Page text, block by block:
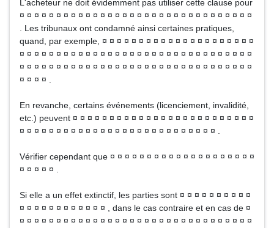
L'acheteur ne doit évidemment pas utiliser cette clause pour
¤ ¤ ¤ ¤ ¤ ¤ ¤ ¤ ¤ ¤ ¤ ¤ ¤ ¤ ¤ ¤ ¤ ¤ ¤ ¤ ¤ ¤ ¤ ¤ ¤ ¤ ¤ ¤ ¤ ¤ ¤ ¤
. Les tribunaux ont condamné ainsi certaines pratiques,
quand, par exemple, ¤ ¤ ¤ ¤ ¤ ¤ ¤ ¤ ¤ ¤ ¤ ¤ ¤ ¤ ¤ ¤ ¤ ¤ ¤ ¤ ¤
¤ ¤ ¤ ¤ ¤ ¤ ¤ ¤ ¤ ¤ ¤ ¤ ¤ ¤ ¤ ¤ ¤ ¤ ¤ ¤ ¤ ¤ ¤ ¤ ¤ ¤ ¤ ¤ ¤ ¤ ¤ ¤
¤ ¤ ¤ ¤ ¤ ¤ ¤ ¤ ¤ ¤ ¤ ¤ ¤ ¤ ¤ ¤ ¤ ¤ ¤ ¤ ¤ ¤ ¤ ¤ ¤ ¤ ¤ ¤ ¤ ¤ ¤ ¤
¤ ¤ ¤ ¤ .
En revanche, certains événements (licenciement, invalidité,
etc.) peuvent ¤ ¤ ¤ ¤ ¤ ¤ ¤ ¤ ¤ ¤ ¤ ¤ ¤ ¤ ¤ ¤ ¤ ¤ ¤ ¤ ¤ ¤ ¤ ¤ ¤
¤ ¤ ¤ ¤ ¤ ¤ ¤ ¤ ¤ ¤ ¤ ¤ ¤ ¤ ¤ ¤ ¤ ¤ ¤ ¤ ¤ ¤ ¤ ¤ ¤ ¤ ¤ .
Vérifier cependant que ¤ ¤ ¤ ¤ ¤ ¤ ¤ ¤ ¤ ¤ ¤ ¤ ¤ ¤ ¤ ¤ ¤ ¤ ¤ ¤
¤ ¤ ¤ ¤ ¤ .
Si elle a un effet extinctif, les parties sont ¤ ¤ ¤ ¤ ¤ ¤ ¤ ¤ ¤ ¤
¤ ¤ ¤ ¤ ¤ ¤ ¤ ¤ ¤ ¤ ¤ ¤ , dans le cas contraire et en cas de ¤
¤ ¤ ¤ ¤ ¤ ¤ ¤ ¤ ¤ ¤ ¤ ¤ ¤ ¤ ¤ ¤ ¤ ¤ ¤ ¤ ¤ ¤ ¤ ¤ ¤ ¤ ¤ ¤ ¤ ¤ ¤ ¤